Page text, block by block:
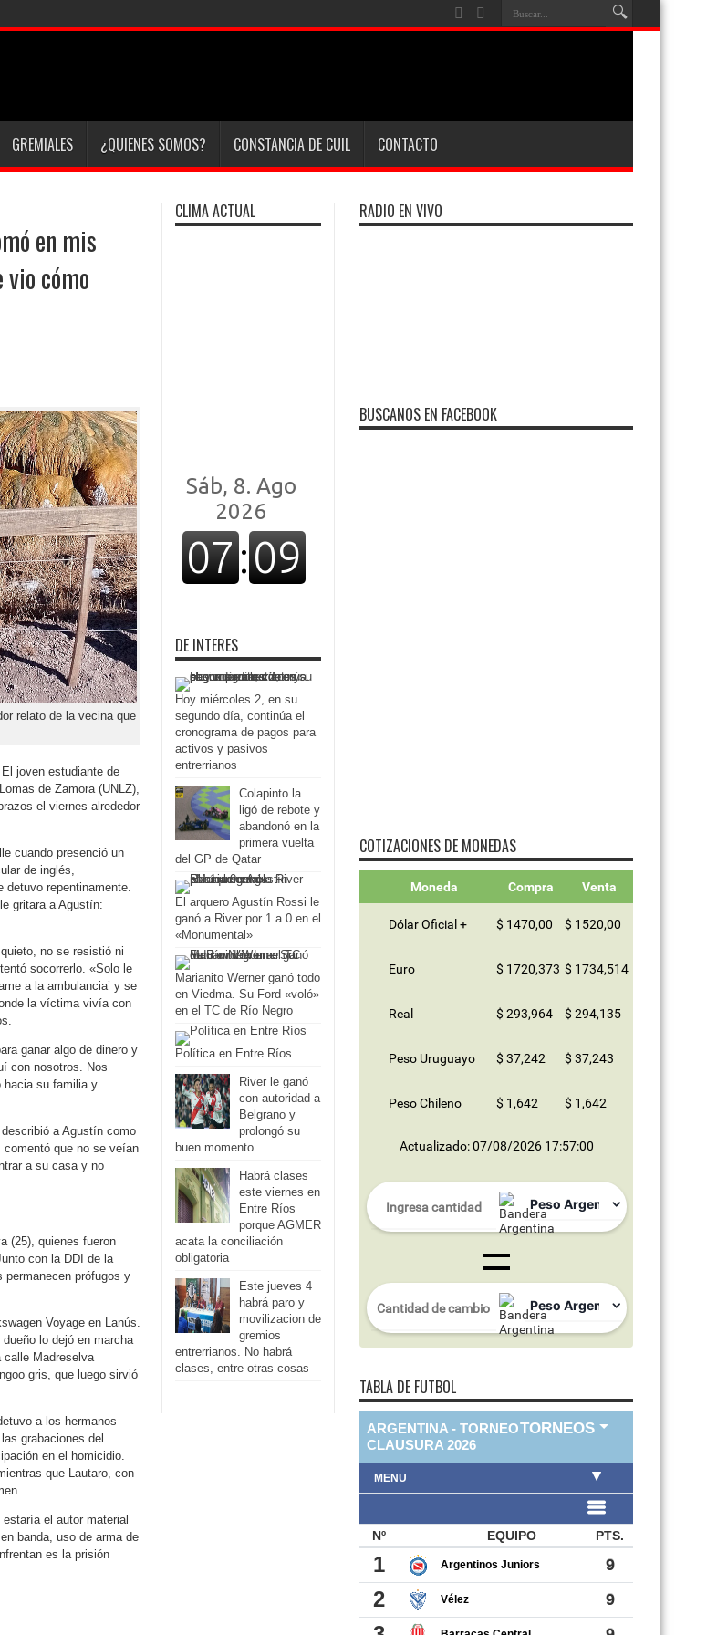
GREMIALES ¿QUIENES SOMOS? CONSTANCIA DE CUIL CONTACTO
en mis
cómo
relato de la vecina que
joven estudiante de
de Zamora (UNLZ),
el viernes alrededor
cuando presenció un
de inglés,
detuvo repentinamente.
gritara a Agustín:
no se resistió ni
socorrerlo. «Solo le
a la ambulancia’ y se
la víctima vivía con
ganar algo de dinero y
con nosotros. Nos
hacia su familia y
a Agustín como
que no se veían
a su casa y no
(25), quienes fueron
con la DDI de la
permanecen prófugos y
Voyage en Lanús.
lo dejó en marcha
calle Madreselva
gris, que luego sirvió
a los hermanos
grabaciones del
en el homicidio.
que Lautaro, con
el autor material
banda, uso de arma de
es la prisión
CLIMA ACTUAL
DE INTERES
Hoy miércoles 2, en su
segundo día, continúa el
cronograma de pagos para
activos y pasivos
entrerrianos
Colapinto la
ligó de rebote y
abandonó en la
primera vuelta
del GP de Qatar
El arquero Agustín Rossi le
ganó a River por 1 a 0 en el
«Monumental»
Marianito Werner ganó todo
en Viedma. Su Ford «voló»
en el TC de Río Negro
Política en Entre Ríos
River le ganó
con autoridad a
Belgrano y
prolongó su
buen momento
Habrá clases
este viernes en
Entre Ríos
porque AGMER
acata la conciliación
obligatoria
Este jueves 4
habrá paro y
movilizacion de
gremios
entrerrianos. No habrá
clases, entre otras cosas
RADIO EN VIVO
BUSCANOS EN FACEBOOK
COTIZACIONES DE MONEDAS
Moneda Compra Venta
Dólar Oficial + $ 1470,00 $ 1520,00
Euro $ 1720,373 $ 1734,514
Real $ 293,964 $ 294,135
Peso Uruguayo $ 37,242 $ 37,243
Peso Chileno $ 1,642 $ 1,642
Actualizado: 07/08/2026 17:57:00
TABLA DE FUTBOL